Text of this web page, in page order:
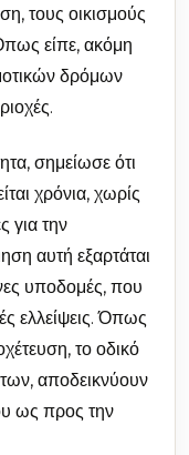
τους οικισμούς
είπε, ακόμη
δρόμων
σημείωσε ότι
χρόνια, χωρίς
για την
αυτή εξαρτάται
υποδομές, που
ελλείψεις. Όπως
το οδικό
αποδεικνύουν
ως προς την